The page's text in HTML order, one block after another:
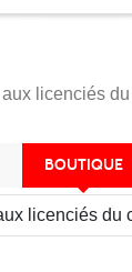
licenciés
BOUTIQUE